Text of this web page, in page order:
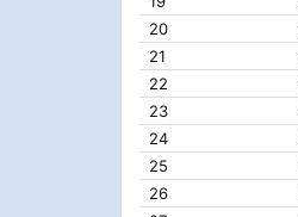
20
21
22
23
24
25
26